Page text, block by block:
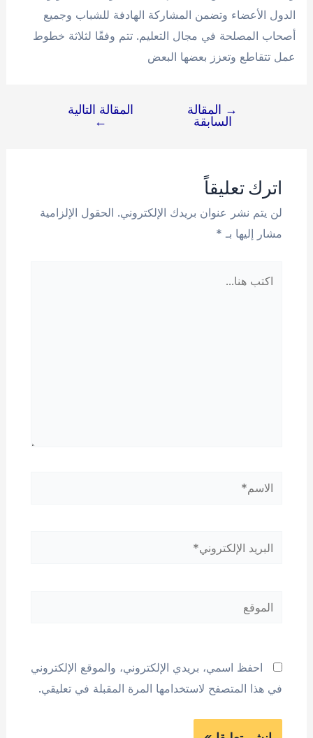
الدول الأعضاء وتضمن المشاركة الهادفة للشباب وجميع
أصحاب المصلحة في مجال التعليم. تتم وفقًا لثلاثة خطوط
عمل تتقاطع وتعزز بعضها البعض
→ المقالة
السابقة
المقالة التالية
←
اترك تعليقاً
لن يتم نشر عنوان بريدك الإلكتروني. الحقول الإلزامية
مشار إليها بـ *
الاسم*
البريد
الموقع
احفظ اسمي، بريدي الإلكتروني، والموقع الإلكتروني
في هذا المتصفح لاستخدامها المرة المقبلة في تعليقي.